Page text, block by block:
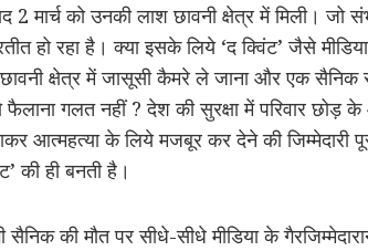
2 मार्च को उनकी लाश छावनी क्षेत्र में मिली। जो
हो रहा है। क्या इसके लिये ‘द क्विंट’ जैसे
क्षेत्र में जासूसी कैमरे ले जाना और एक सैनिक
गलत नहीं ? देश की सुरक्षा में परिवार छोड़
आत्महत्या के लिये मजबूर कर देने की जिम्मेदारी
की ही बनती है।
सैनिक की मौत पर सीधे-सीधे मीडिया के